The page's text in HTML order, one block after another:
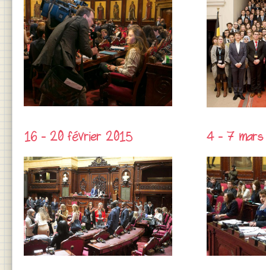
16 - 20 février 2015 4 - 7